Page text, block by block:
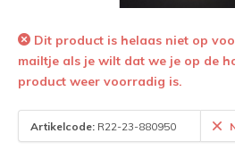
Dit product is helaas niet op
mailtje als je wilt dat we je op de
product weer voorradig is.
Artikelcode: R22-23-880950